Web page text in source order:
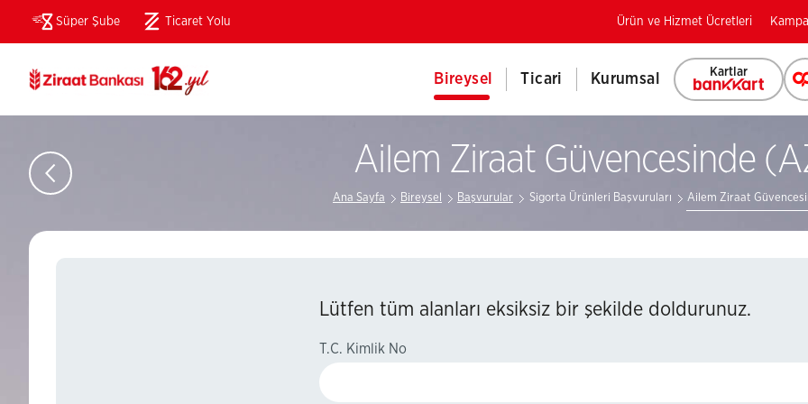
Süper Şube Ticaret Yolu
(Bu
sayfa
pencerede
açılacaktır)
Ürün ve Hizmet Ücretleri
Bireysel Ticari Kurumsal Kartlar
Ailem Ziraat Güvencesinde
Ana Sayfa Bireysel Başvurular Sigorta Ürünleri Başvuruları Ailem Ziraat
Lütfen tüm alanları eksiksiz bir şekilde doldurunuz.
T.C. Kimlik No